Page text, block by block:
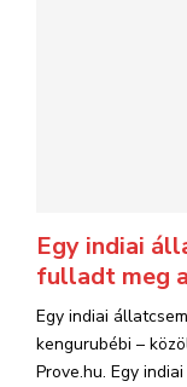
Egy indiai
fulladt meg
Egy indiai
kengurubébi –
Prove.hu. Egy